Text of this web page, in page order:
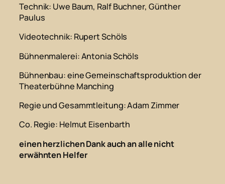
Technik: Uwe Baum, Ralf Buchner, Günther
Paulus
Videotechnik: Rupert Schöls
Bühnenmalerei: Antonia Schöls
Bühnenbau: eine Gemeinschaftsproduktion der
Theaterbühne Manching
Regie und Gesammtleitung: Adam Zimmer
Co. Regie: Helmut Eisenbarth
einen herzlichen Dank auch an alle nicht
erwähnten Helfer